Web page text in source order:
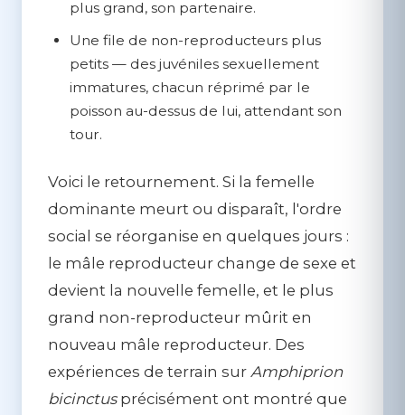
plus grand, son partenaire.
Une file de non-reproducteurs plus
petits— des juvéniles sexuellement
immatures, chacun réprimé par le
poisson au-dessus de lui, attendant son
tour.
Voici le retournement. Si la femelle
dominante meurt ou disparaît, l'ordre
social se réorganise en quelques jours :
le mâle reproducteur change de sexe et
devient la nouvelle femelle, et le plus
grand non-reproducteur mûrit en
nouveau mâle reproducteur. Des
expériences de terrain sur Amphiprion
bicinctusprécisément ont montré que